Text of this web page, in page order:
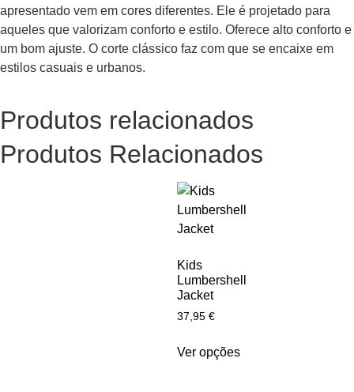
apresentado vem em cores diferentes. Ele é projetado para
aqueles que valorizam conforto e estilo. Oferece alto conforto e
um bom ajuste. O corte clássico faz com que se encaixe em
estilos casuais e urbanos.
Produtos relacionados
Produtos Relacionados
Kids
Lumbershell
Jacket
37,95 €
Ver opções